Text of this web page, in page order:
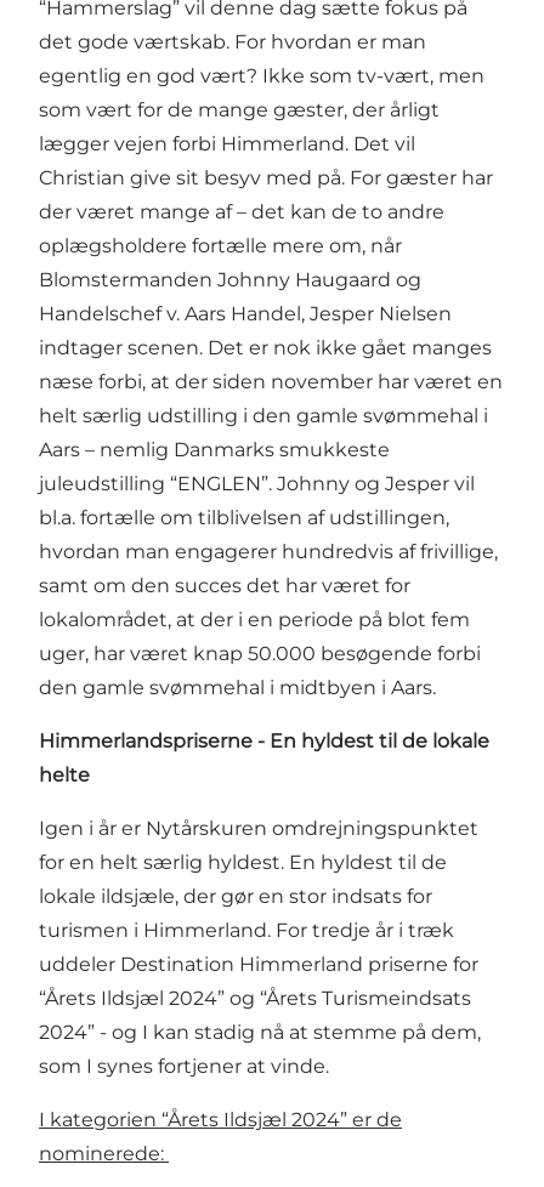
“Hammerslag” vil denne dag sætte fokus på
det gode værtskab. For hvordan er man
egentlig en god vært? Ikke som tv-vært, men
som vært for de mange gæster, der årligt
lægger vejen forbi Himmerland. Det vil
Christian give sit besyv med på. For gæster har
der været mange af – det kan de to andre
oplægsholdere fortælle mere om, når
Blomstermanden Johnny Haugaard og
Handelschef v. Aars Handel, Jesper Nielsen
indtager scenen. Det er nok ikke gået manges
næse forbi, at der siden november har været en
helt særlig udstilling i den gamle svømmehal i
Aars – nemlig Danmarks smukkeste
juleudstilling “ENGLEN”. Johnny og Jesper vil
bl.a. fortælle om tilblivelsen af udstillingen,
hvordan man engagerer hundredvis af frivillige,
samt om den succes det har været for
lokalområdet, at der i en periode på blot fem
uger, har været knap 50.000 besøgende forbi
den gamle svømmehal i midtbyen i Aars.
Himmerlandspriserne - En hyldest til de lokale
helte
Igen i år er Nytårskuren omdrejningspunktet
for en helt særlig hyldest. En hyldest til de
lokale ildsjæle, der gør en stor indsats for
turismen i Himmerland. For tredje år i træk
uddeler Destination Himmerland priserne for
“Årets Ildsjæl 2024” og “Årets Turismeindsats
2024” - og I kan stadig nå at stemme på dem,
som I synes fortjener at vinde.
I kategorien “Årets Ildsjæl 2024” er de
nominerede: